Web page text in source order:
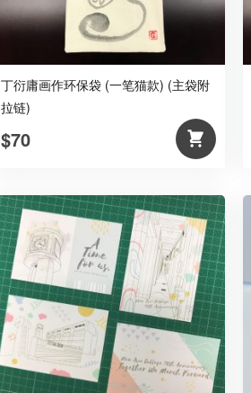
丁衍庸画作环保袋 (一笔猫款) (主袋附
拉链)
$70